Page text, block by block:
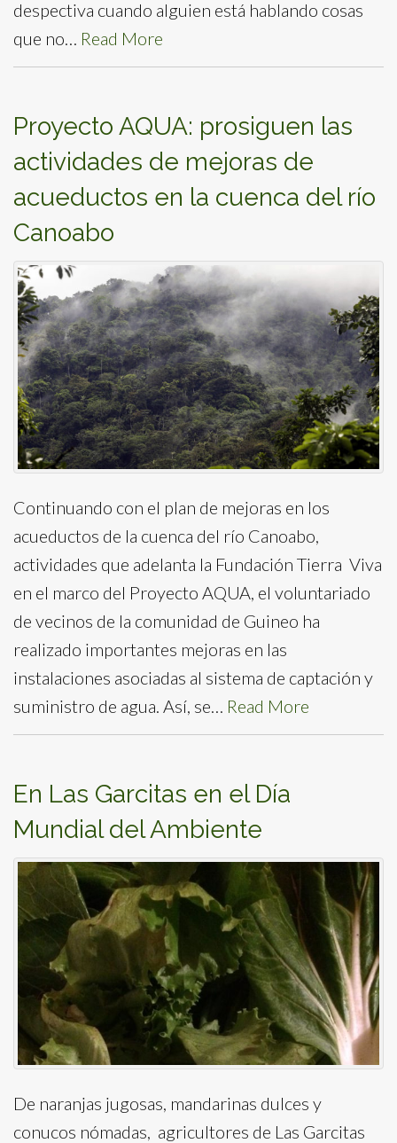
despectiva cuando alguien está hablando cosas
que no… Read More
Proyecto AQUA: prosiguen las
actividades de mejoras de
acueductos en la cuenca del río
Canoabo
Continuando con el plan de mejoras en los
acueductos de la cuenca del río Canoabo,
actividades que adelanta la Fundación Tierra Viva
en el marco del Proyecto AQUA, el voluntariado
de vecinos de la comunidad de Guineo ha
realizado importantes mejoras en las
instalaciones asociadas al sistema de captación y
suministro de agua. Así, se… Read More
En Las Garcitas en el Día
Mundial del Ambiente
De naranjas jugosas, mandarinas dulces y
conucos nómadas, agricultores de Las Garcitas